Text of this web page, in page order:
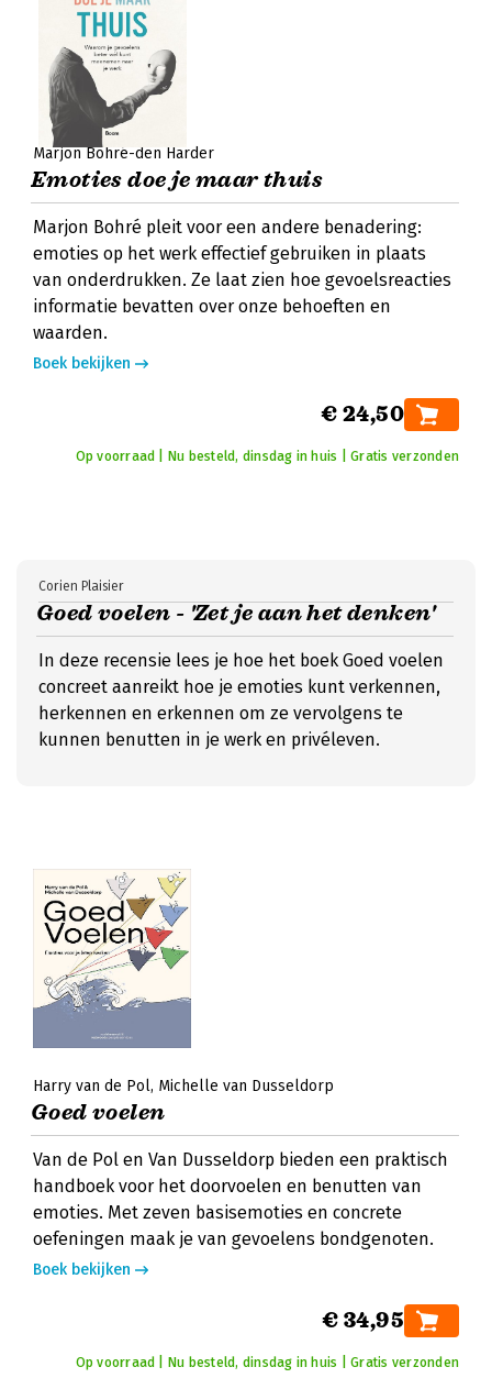
Marjon Bohré-den Harder
Emoties doe je maar thuis
Marjon Bohré pleit voor een andere benadering:
emoties op het werk effectief gebruiken in plaats
van onderdrukken. Ze laat zien hoe gevoelsreacties
informatie bevatten over onze behoeften en
waarden.
Boek bekijken
€ 24,50
Op voorraad | Nu besteld, dinsdag in huis | Gratis verzonden
Goed voelen - 'Zet je aan het denken'
Corien Plaisier
In deze recensie lees je hoe het boek Goed voelen
concreet aanreikt hoe je emoties kunt verkennen,
herkennen en erkennen om ze vervolgens te
kunnen benutten in je werk en privéleven.
Harry van de Pol Michelle van Dusseldorp
Goed voelen
Van de Pol en Van Dusseldorp bieden een praktisch
handboek voor het doorvoelen en benutten van
emoties. Met zeven basisemoties en concrete
oefeningen maak je van gevoelens bondgenoten.
Boek bekijken
€ 34,95
Op voorraad | Nu besteld, dinsdag in huis | Gratis verzonden